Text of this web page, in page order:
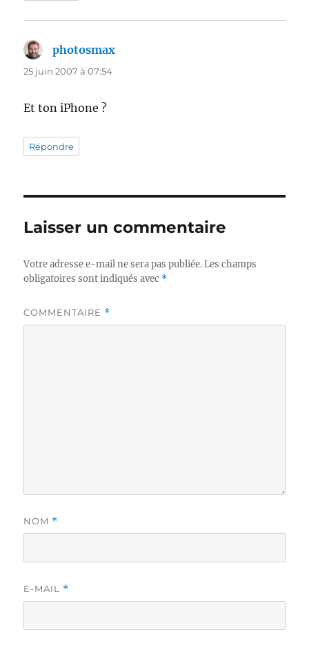
photosmax
25 juin 2007 à 07:54
Et ton iPhone ?
Répondre
Laisser un commentaire
Votre adresse e-mail ne sera pas publiée. Les champs
obligatoires sont indiqués avec *
COMMENTAIRE *
NOM *
E-MAIL *